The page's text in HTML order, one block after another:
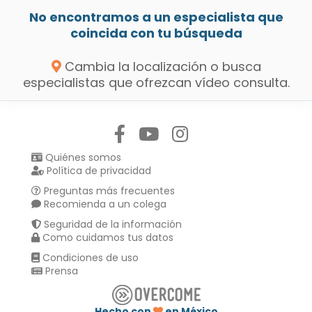
No encontramos a un especialista que
coincida con tu búsqueda
Cambia la localización o busca
especialistas que ofrezcan vídeo consulta.
Quiénes somos
Política de privacidad
Preguntas más frecuentes
Recomienda a un colega
Seguridad de la información
Como cuidamos tus datos
Condiciones de uso
Prensa